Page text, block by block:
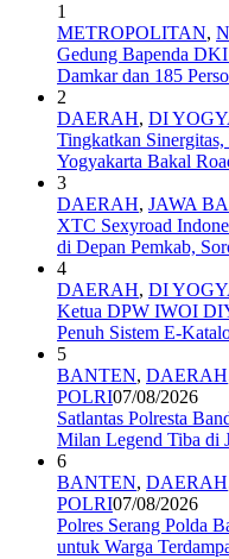
1
METROPOLITAN,
Gedung Bapenda
Damkar dan 185
2
DAERAH, DI
Tingkatkan
Yogyakarta Bakal
3
DAERAH, JAWA
XTC Sexyroad
di Depan Pemkab,
4
DAERAH, DI
Ketua DPW IWOI
Penuh Sistem E-
5
BANTEN, DAERAH
POLRI07/08/2026
Satlantas Polresta
Milan Legend Tiba di
6
BANTEN, DAERAH
POLRI07/08/2026
Polres Serang Polda
untuk Warga